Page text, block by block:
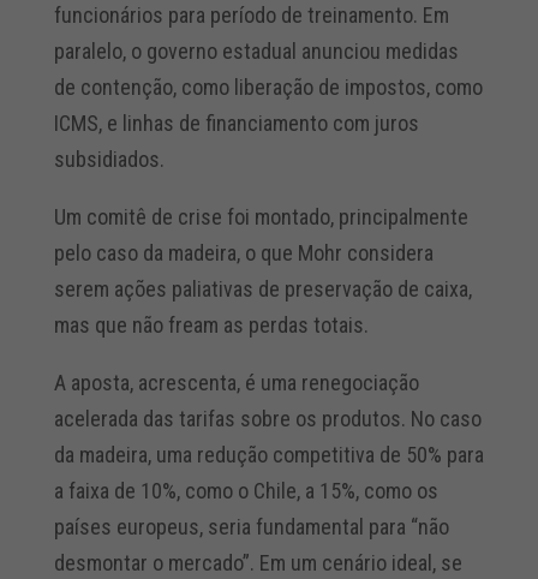
funcionários para período de treinamento. Em
paralelo, o governo estadual anunciou medidas
de contenção, como liberação de impostos, como
ICMS, e linhas de financiamento com juros
subsidiados.
Um comitê de crise foi montado, principalmente
pelo caso da madeira, o que Mohr considera
serem ações paliativas de preservação de caixa,
mas que não fream as perdas totais.
A aposta, acrescenta, é uma renegociação
acelerada das tarifas sobre os produtos. No caso
da madeira, uma redução competitiva de 50% para
a faixa de 10%, como o Chile, a 15%, como os
países europeus, seria fundamental para “não
desmontar o mercado”. Em um cenário ideal, se